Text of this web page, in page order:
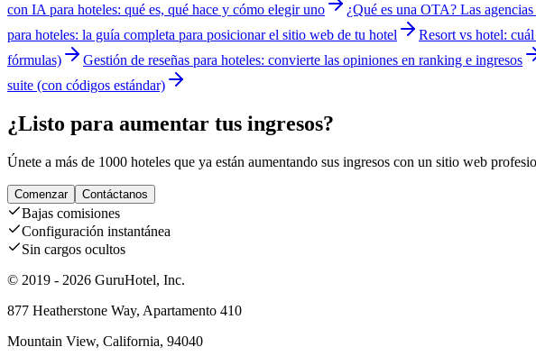
con IA para hoteles: qué es, qué hace y cómo elegir uno
¿Qué es una OTA? Las
para hoteles: la guía completa para posicionar el sitio web de tu hotel
Resort vs hotel:
fórmulas)
Gestión de reseñas para hoteles: convierte las opiniones en ranking e ingresos
suite (con códigos estándar)
¿Listo para aumentar tus ingresos?
Únete a más de 1000 hoteles que ya están aumentando sus ingresos con un sitio web
Comenzar Contáctanos
Bajas comisiones
Configuración instantánea
Sin cargos ocultos
© 2019 - 2026 GuruHotel, Inc.
877 Heatherstone Way, Apartamento 410
Mountain View, California, 94040